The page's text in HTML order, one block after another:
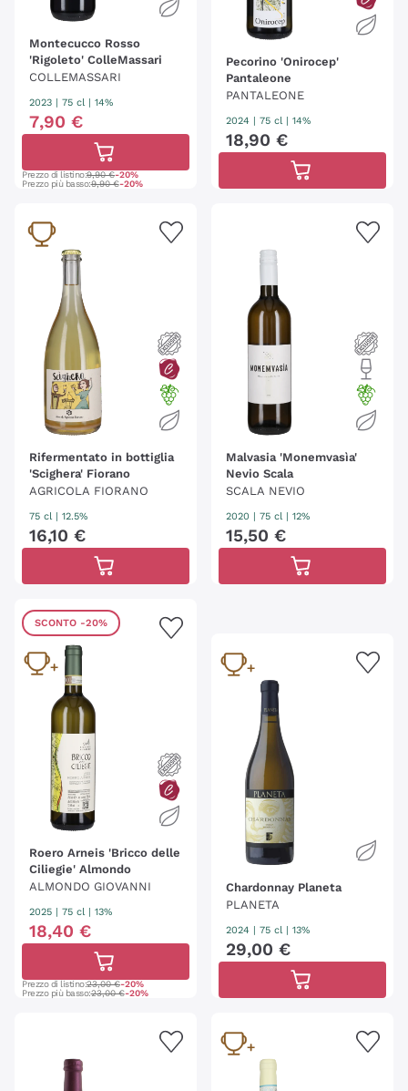
Montecucco Rosso
'Rigoleto' ColleMassari
COLLEMASSARI
2023 | 75 cl | 14%
7,90 €
Prezzo di listino:9,90 €-20%
Prezzo più basso:9,90 €-20%
Pecorino 'Onirocep'
Pantaleone
PANTALEONE
2024 | 75 cl | 14%
18,90 €
Rifermentato in bottiglia
'Scighera' Fiorano
AGRICOLA FIORANO
75 cl | 12.5%
16,10 €
Malvasia 'Monemvasìa'
Nevio Scala
SCALA NEVIO
2020 | 75 cl | 12%
15,50 €
SCONTO -20%
Roero Arneis 'Bricco delle
Ciliegie' Almondo
ALMONDO GIOVANNI
2025 | 75 cl | 13%
18,40 €
Prezzo di listino:23,00 €-20%
Prezzo più basso:23,00 €-20%
Chardonnay Planeta
PLANETA
2024 | 75 cl | 13%
29,00 €